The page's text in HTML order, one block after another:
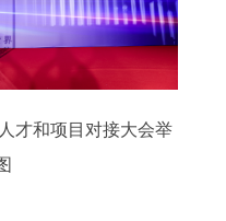
才和项目对接大会举